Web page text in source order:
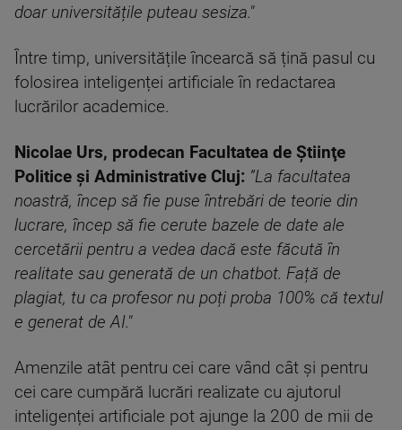
doar universitățile puteau sesiza."
Între timp, universitățile încearcă să țină pasul cu
folosirea inteligenței artificiale în redactarea
lucrărilor academice.
Nicolae Urs, prodecan Facultatea de Ştiinţe
Politice și Administrative Cluj: ”La facultatea
noastră, încep să fie puse întrebări de teorie din
lucrare, încep să fie cerute bazele de date ale
cercetării pentru a vedea dacă este făcută în
realitate sau generată de un chatbot. Față de
plagiat, tu ca profesor nu poți proba 100% că textul
e generat de AI."
Amenzile atât pentru cei care vând cât și pentru
cei care cumpără lucrări realizate cu ajutorul
inteligenței artificiale pot ajunge la 200 de mii de